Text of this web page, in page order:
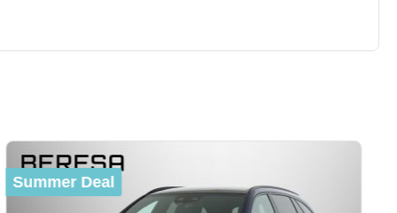
Summer Deal